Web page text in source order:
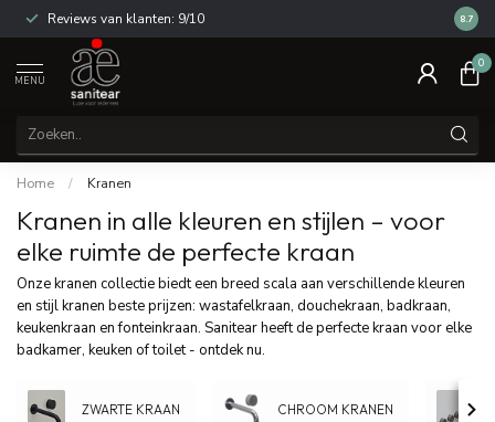
Reviews van klanten: 9/10 148.7
MENU
0
Home / Kranen
Kranen in alle kleuren en stijlen – voor
elke ruimte de perfecte kraan
Onze kranen collectie biedt een breed scala aan verschillende kleuren
en stijl kranen beste prijzen: wastafelkraan, douchekraan, badkraan,
keukenkraan en fonteinkraan. Sanitear heeft de perfecte kraan voor elke
badkamer, keuken of toilet - ontdek nu.
ZWARTE KRAAN CHROOM KRANEN